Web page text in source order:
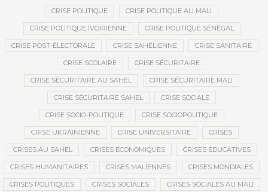
CRISE POLITIQUE CRISE POLITIQUE AU MALI
CRISE POLITIQUE IVOIRIENNE CRISE POLITIQUE SÉNÉGAL
CRISE POST-ÉLECTORALE CRISE SAHÉLIENNE CRISE SANITAIRE
CRISE SCOLAIRE CRISE SÉCURITAIRE
CRISE SÉCURITAIRE AU SAHEL CRISE SÉCURITAIRE MALI
CRISE SÉCURITAIRE SAHEL CRISE SOCIALE
CRISE SOCIO-POLITIQUE CRISE SOCIOPOLITIQUE
CRISE UKRAINIENNE CRISE UNIVERSITAIRE CRISES
CRISES AU SAHEL CRISES ÉCONOMIQUES CRISES ÉDUCATIVES
CRISES HUMANITAIRES CRISES MALIENNES CRISES MONDIALES
CRISES POLITIQUES CRISES SOCIALES CRISES SOCIALES AU MALI